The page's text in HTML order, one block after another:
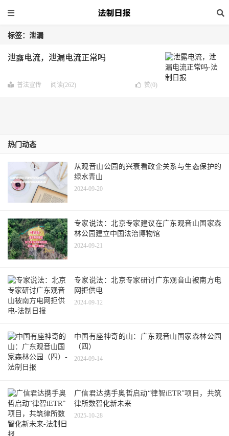
标签：泄漏
泄露电流，泄漏电流正常吗
普法宣传 阅读(262) 赞(0)
热门动态
从观音山公园的兴衰看政企关系与生态保护的
绿水青山
2024-09-20
专家说法：北京专家建议在广东观音山国家森
林公园建立中国法治博物馆
2024-09-21
专家说法：北京专家研讨广东观音山被南方电
网拒供电
2024-09-12
中国有座神奇的山：广东观音山国家森林公园
（四）
2024-09-14
广信君达携手奥哲启动“律智iETR”项目，共筑
律所数智化新未来
2025-10-28